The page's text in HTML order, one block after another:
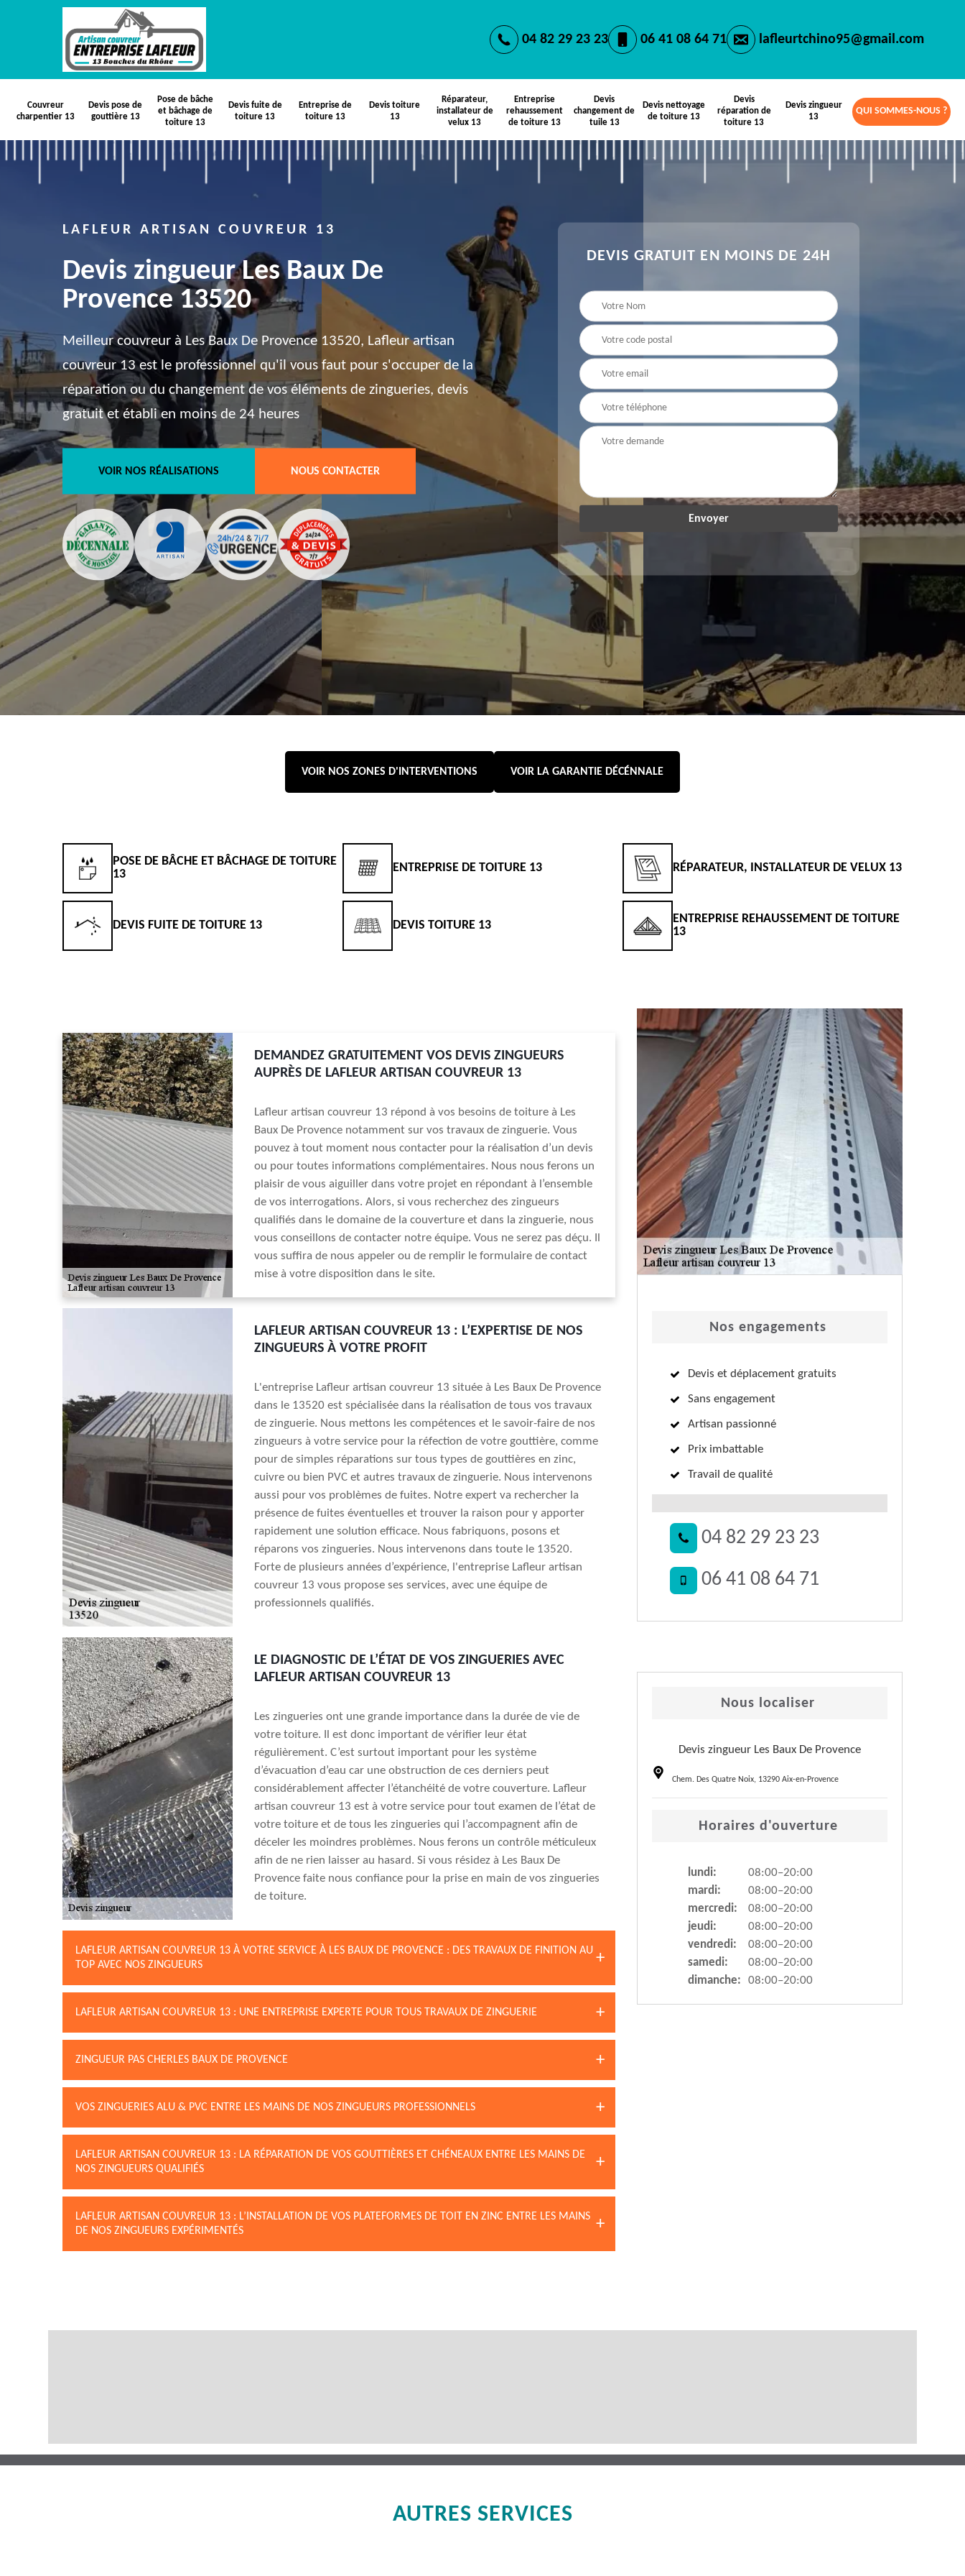
04 82 29 23 23 06 41 08 64 71 lafleurtchino95@gmail.com
Couvreur
charpentier 13
Devis pose de
gouttière 13
Pose de bâche
et bâchage de
toiture 13
Devis fuite de
toiture 13
Entreprise de
toiture 13
Devis toiture
13
Réparateur,
installateur de
velux 13
Entreprise
rehaussement
de toiture 13
Devis
changement de
tuile 13
Devis nettoyage
de toiture 13
Devis
réparation de
toiture 13
Devis zingueur
13
QUI SOMMES-NOUS ?
LAFLEUR ARTISAN COUVREUR 13
Devis zingueur Les Baux De
Provence 13520
Meilleur couvreur à Les Baux De Provence 13520, Lafleur artisan
couvreur 13 est le professionnel qu'il vous faut pour s'occuper de la
réparation ou du changement de vos éléments de zingueries, devis
gratuit et établi en moins de 24 heures
VOIR NOS RÉALISATIONS NOUS CONTACTER
DEVIS GRATUIT EN MOINS DE 24H
VOIR NOS ZONES D'INTERVENTIONS VOIR LA GARANTIE DÉCÉNNALE
POSE DE BÂCHE ET BÂCHAGE DE TOITURE
13
DEVIS FUITE DE TOITURE 13
ENTREPRISE DE TOITURE 13
DEVIS TOITURE 13
RÉPARATEUR, INSTALLATEUR DE VELUX 13
ENTREPRISE REHAUSSEMENT DE TOITURE
13
DEMANDEZ GRATUITEMENT VOS DEVIS ZINGUEURS
AUPRÈS DE LAFLEUR ARTISAN COUVREUR 13
Lafleur artisan couvreur 13 répond à vos besoins de toiture à Les
Baux De Provence notamment sur vos travaux de zinguerie. Vous
pouvez à tout moment nous contacter pour la réalisation d’un devis
ou pour toutes informations complémentaires. Nous nous ferons un
plaisir de vous aiguiller dans votre projet en répondant à l’ensemble
de vos interrogations. Alors, si vous recherchez des zingueurs
qualifiés dans le domaine de la couverture et dans la zinguerie, nous
vous conseillons de contacter notre équipe. Vous ne serez pas déçu. Il
vous suffira de nous appeler ou de remplir le formulaire de contact
mise à votre disposition dans le site.
LAFLEUR ARTISAN COUVREUR 13 : L’EXPERTISE DE NOS
ZINGUEURS À VOTRE PROFIT
L'entreprise Lafleur artisan couvreur 13 située à Les Baux De Provence
dans le 13520 est spécialisée dans la réalisation de tous vos travaux
de zinguerie. Nous mettons les compétences et le savoir-faire de nos
zingueurs à votre service pour la réfection de votre gouttière, comme
pour de simples réparations sur tous types de gouttières en zinc,
cuivre ou bien PVC et autres travaux de zinguerie. Nous intervenons
aussi pour vos problèmes de fuites. Notre expert va rechercher la
présence de fuites éventuelles et trouver la raison pour y apporter
rapidement une solution efficace. Nous fabriquons, posons et
réparons vos zingueries. Nous intervenons dans toute le 13520.
Forte de plusieurs années d’expérience, l'entreprise Lafleur artisan
couvreur 13 vous propose ses services, avec une équipe de
professionnels qualifiés.
LE DIAGNOSTIC DE L’ÉTAT DE VOS ZINGUERIES AVEC
LAFLEUR ARTISAN COUVREUR 13
Les zingueries ont une grande importance dans la durée de vie de
votre toiture. Il est donc important de vérifier leur état
régulièrement. C’est surtout important pour les système
d’évacuation d’eau car une obstruction de ces derniers peut
considérablement affecter l’étanchéité de votre couverture. Lafleur
artisan couvreur 13 est à votre service pour tout examen de l’état de
votre toiture et de tous les zingueries qui l’accompagnent afin de
déceler les moindres problèmes. Nous ferons un contrôle méticuleux
afin de ne rien laisser au hasard. Si vous résidez à Les Baux De
Provence faite nous confiance pour la prise en main de vos zingueries
de toiture.
LAFLEUR ARTISAN COUVREUR 13 À VOTRE SERVICE À LES BAUX DE PROVENCE : DES TRAVAUX DE FINITION AU
TOP AVEC NOS ZINGUEURS
LAFLEUR ARTISAN COUVREUR 13 : UNE ENTREPRISE EXPERTE POUR TOUS TRAVAUX DE ZINGUERIE
ZINGUEUR PAS CHERLES BAUX DE PROVENCE
VOS ZINGUERIES ALU & PVC ENTRE LES MAINS DE NOS ZINGUEURS PROFESSIONNELS
LAFLEUR ARTISAN COUVREUR 13 : LA RÉPARATION DE VOS GOUTTIÈRES ET CHÉNEAUX ENTRE LES MAINS DE
NOS ZINGUEURS QUALIFIÉS
LAFLEUR ARTISAN COUVREUR 13 : L’INSTALLATION DE VOS PLATEFORMES DE TOIT EN ZINC ENTRE LES MAINS
DE NOS ZINGUEURS EXPÉRIMENTÉS
Nos engagements
Devis et déplacement gratuits
Sans engagement
Artisan passionné
Prix imbattable
Travail de qualité
04 82 29 23 23
06 41 08 64 71
Nous localiser
Devis zingueur Les Baux De Provence
Chem. Des Quatre Noix, 13290 Aix-en-Provence
Horaires d'ouverture
lundi:
08:00–20:00
mardi:
08:00–20:00
mercredi:
08:00–20:00
jeudi:
08:00–20:00
vendredi:
08:00–20:00
samedi:
08:00–20:00
dimanche:
08:00–20:00
AUTRES SERVICES